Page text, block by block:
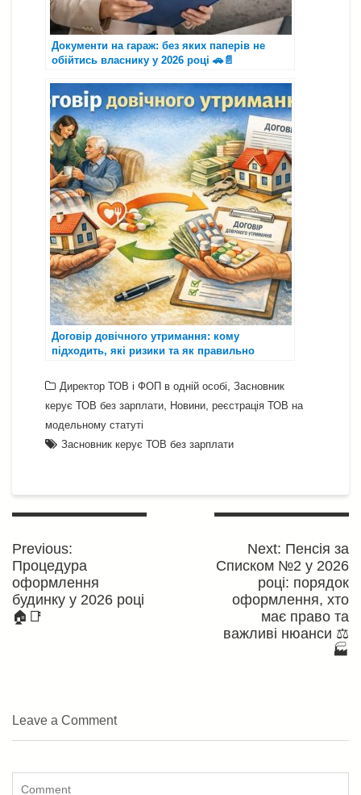
Документи на гараж: без яких паперів не
обійтись власнику у 2026 році 🚗📄
Договір довічного утримання: кому
підходить, які ризики та як правильно
Директор ТОВ і ФОП в одній особі Засновник
керує ТОВ без зарплати Новини реєстрація ТОВ на
модельному статуті
Засновник керує ТОВ без зарплати
Навігація
Previous:
post:
Процедура
оформлення
будинку у 2026 році
🏠📑
Next: Next
post:
Пенсія за
Списком №2 у 2026
році: порядок
оформлення, хто
має право та
важливі нюанси ⚖️
🏭
Leave a Comment